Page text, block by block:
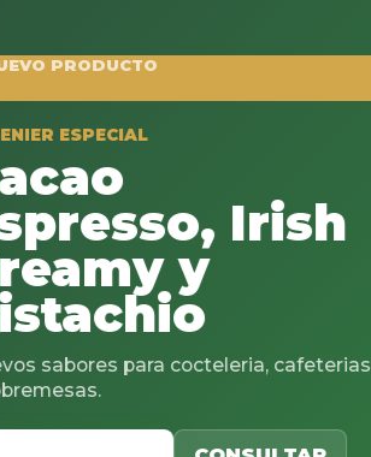
Irish
y
cocteleria, cafeterias